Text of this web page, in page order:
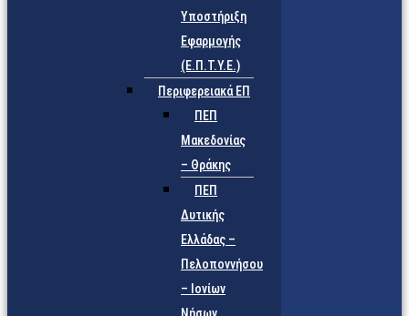
Υποστήριξη
Εφαρμογής
(Ε.Π.Τ.Υ.Ε.)
Περιφερειακά ΕΠ
ΠΕΠ
Μακεδονίας
– Θράκης
ΠΕΠ
Δυτικής
Ελλάδας –
Πελοποννήσου
– Ιονίων